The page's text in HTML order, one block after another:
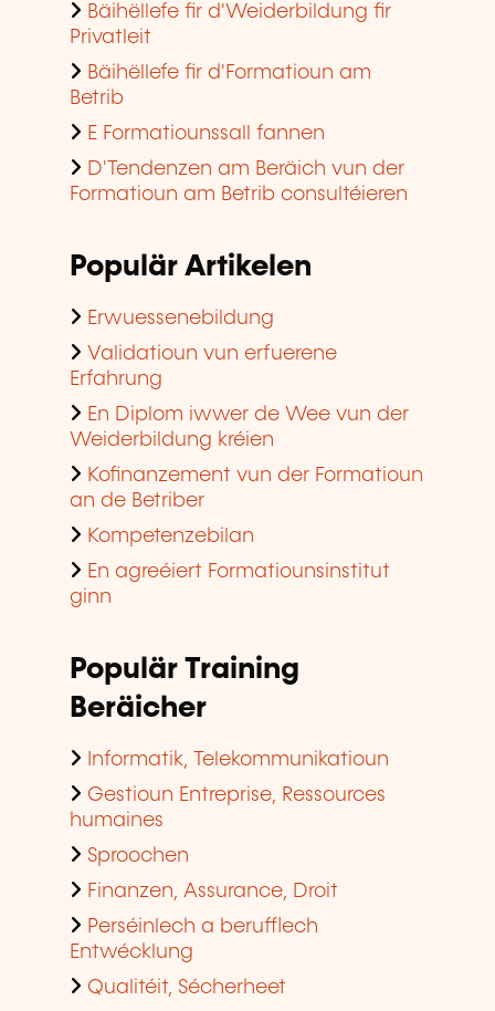
Bäihëllefe fir d'Weiderbildung fir
Privatleit
Bäihëllefe fir d'Formatioun am
Betrib
E Formatiounssall fannen
D'Tendenzen am Beräich vun der
Formatioun am Betrib consultéieren
Populär Artikelen
Erwuessenebildung
Validatioun vun erfuerene
Erfahrung
En Diplom iwwer de Wee vun der
Weiderbildung kréien
Kofinanzement vun der Formatioun
an de Betriber
Kompetenzebilan
En agreéiert Formatiounsinstitut
ginn
Populär Training
Beräicher
Informatik, Telekommunikatioun
Gestioun Entreprise, Ressources
humaines
Sproochen
Finanzen, Assurance, Droit
Perséinlech a berufflech
Entwécklung
Qualitéit, Sécherheet